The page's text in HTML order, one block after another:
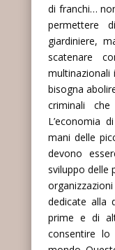
di franchi…
permettere
giardiniere,
scatenare
multinazionali
bisogna
criminali
L’economia
mani delle
devono
sviluppo delle
dedicate alla
prime e di
consentire